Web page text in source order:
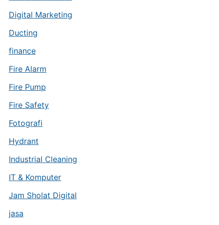
Digital Marketing
Ducting
finance
Fire Alarm
Fire Pump
Fire Safety
Fotografi
Hydrant
Industrial Cleaning
IT & Komputer
Jam Sholat Digital
jasa